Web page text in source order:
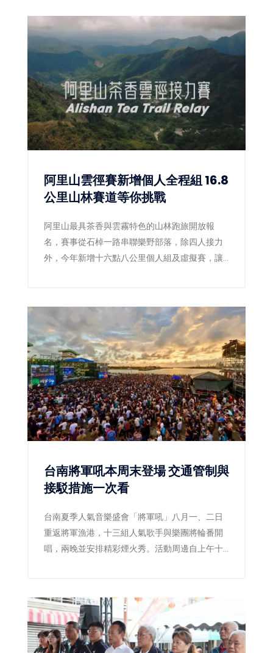
阿里山雲徑賽新增個人全程組 16.8
公里山林賽道等你挑戰
阿里山最具茶香與雲霧特色的山林跑旅開放報
名，賽事從石棹一路串聯樂野部落，除四人接力
外，今年新增十六點八公里個人組及虛擬賽，讓
台南將軍吼本周末登場 交通管制與
接駁措施一次看
台南夏季人氣音樂盛會「將軍吼」八月一、二日
重返將軍漁港，十三組人氣歌手與樂團將輪番開
唱，兩晚並安排精彩煙火秀。活動周邊自上午十